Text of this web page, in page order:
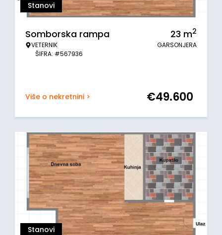
Stanovi
Somborska rampa
VETERNIK
ŠIFRA: #567936
23 m2
GARSONJERA
Više o nekretnini > €49.600
Stanovi